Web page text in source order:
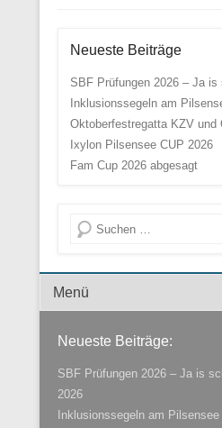
Neueste Beiträge
SBF Prüfungen 2026 – Ja is
Inklusionssegeln am
Oktoberfestregatta KZV und
Ixylon Pilsensee CUP 2026
Fam Cup 2026 abgesagt
Suche
Menü der Fußzeile
Neueste Beiträge:
SBF Prüfungen 2026 – Ja is
2026
Inklusionssegeln am Pilsensee